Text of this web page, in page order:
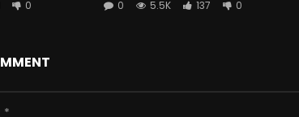
0
0
5.5K 137 0